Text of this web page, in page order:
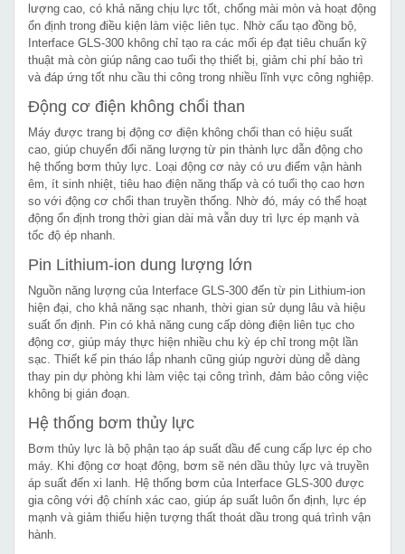
lượng cao, có khả năng chịu lực tốt, chống mài mòn và hoạt động
ổn định trong điều kiện làm việc liên tục. Nhờ cấu tạo đồng bộ,
Interface GLS-300 không chỉ tạo ra các mối ép đạt tiêu chuẩn kỹ
thuật mà còn giúp nâng cao tuổi thọ thiết bị, giảm chi phí bảo trì
và đáp ứng tốt nhu cầu thi công trong nhiều lĩnh vực công nghiệp.
Động cơ điện không chổi than
Máy được trang bị động cơ điện không chổi than có hiệu suất
cao, giúp chuyển đổi năng lượng từ pin thành lực dẫn động cho
hệ thống bơm thủy lực. Loại động cơ này có ưu điểm vận hành
êm, ít sinh nhiệt, tiêu hao điện năng thấp và có tuổi thọ cao hơn
so với động cơ chổi than truyền thống. Nhờ đó, máy có thể hoạt
động ổn định trong thời gian dài mà vẫn duy trì lực ép mạnh và
tốc độ ép nhanh.
Pin Lithium-ion dung lượng lớn
Nguồn năng lượng của Interface GLS-300 đến từ pin Lithium-ion
hiện đại, cho khả năng sạc nhanh, thời gian sử dụng lâu và hiệu
suất ổn định. Pin có khả năng cung cấp dòng điện liên tục cho
động cơ, giúp máy thực hiện nhiều chu kỳ ép chỉ trong một lần
sạc. Thiết kế pin tháo lắp nhanh cũng giúp người dùng dễ dàng
thay pin dự phòng khi làm việc tại công trình, đảm bảo công việc
không bị gián đoạn.
Hệ thống bơm thủy lực
Bơm thủy lực là bộ phận tạo áp suất dầu để cung cấp lực ép cho
máy. Khi động cơ hoạt động, bơm sẽ nén dầu thủy lực và truyền
áp suất đến xi lanh. Hệ thống bơm của Interface GLS-300 được
gia công với độ chính xác cao, giúp áp suất luôn ổn định, lực ép
mạnh và giảm thiểu hiện tượng thất thoát dầu trong quá trình vận
hành.